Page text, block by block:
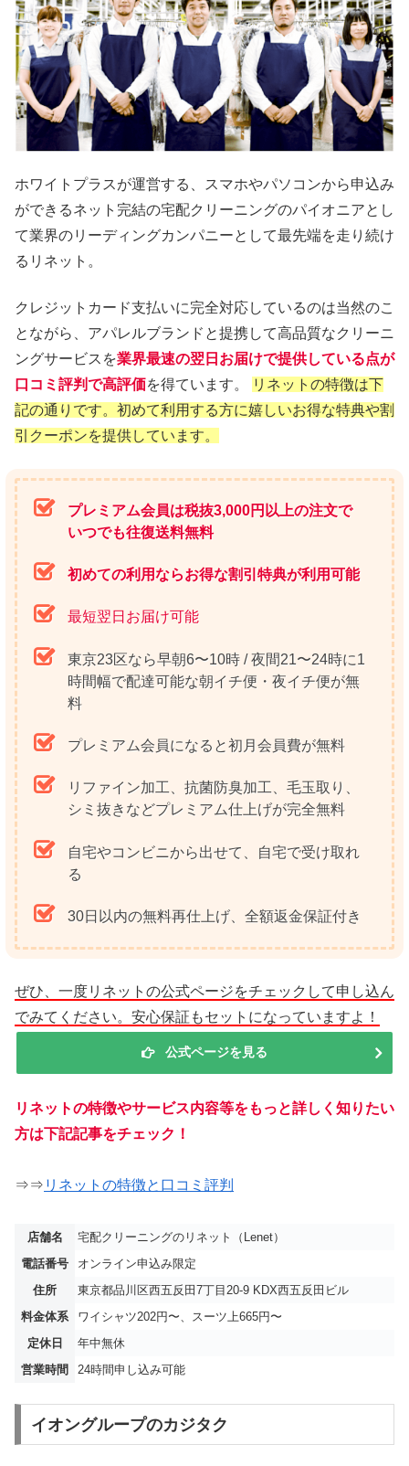
ホワイトプラスが運営する、スマホやパソコンから申込み
ができるネット完結の宅配クリーニングのパイオニアとし
て業界のリーディングカンパニーとして最先端を走り続け
るリネット。
クレジットカード支払いに完全対応しているのは当然のこ
とながら、アパレルブランドと提携して高品質なクリーニ
ングサービスを業界最速の翌日お届けで提供している点が
口コミ評判で高評価を得ています。
リネットの特徴は下
記の通りです。初めて利用する方に嬉しいお得な特典や割
引クーポンを提供しています。
プレミアム会員は税抜3,000円以上の注文で
いつでも往復送料無料
初めての利用ならお得な割引特典が利用可能
最短翌日お届け可能
東京23区なら早朝6〜10時 / 夜間21〜24時に1
時間幅で配達可能な朝イチ便・夜イチ便が無
料
プレミアム会員になると初月会員費が無料
リファイン加工、抗菌防臭加工、毛玉取り、
シミ抜きなどプレミアム仕上げが完全無料
自宅やコンビニから出せて、自宅で受け取れ
る
30日以内の無料再仕上げ、全額返金保証付き
ぜひ、一度リネットの公式ページをチェックして申し込ん
でみてください。安心保証もセットになっていますよ！
公式ページを見る
リネットの特徴やサービス内容等をもっと詳しく知りたい
方は下記記事をチェック！
⇒⇒ リネットの特徴と口コミ評判
店舗名
宅配クリーニングのリネット（Lenet）
電話番号
オンライン申込み限定
住所
東京都品川区西五反田7丁目20-9 KDX西五反田ビル
料金体系
ワイシャツ202円〜、スーツ上665円〜
定休日
年中無休
営業時間
24時間申し込み可能
イオングループのカジタク